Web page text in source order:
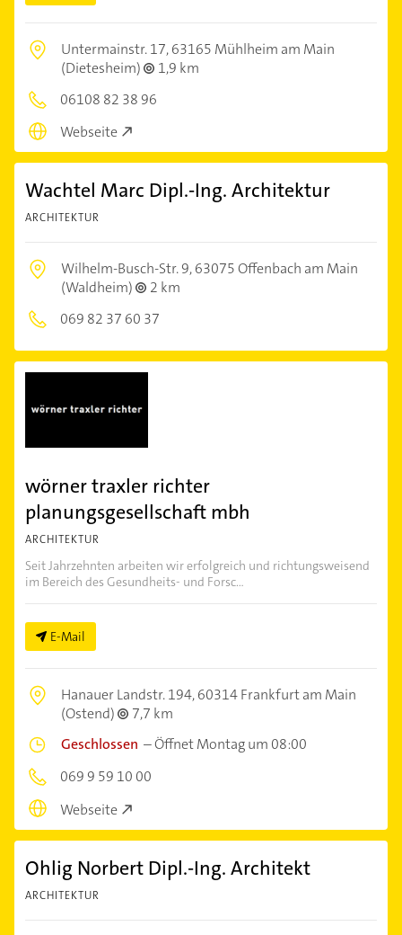
Untermainstr. 17,63165 Mühlheim am Main
(Dietesheim)
1,9 km
06108 82 38 96
Webseite
Wachtel Marc Dipl.-Ing. Architektur
ARCHITEKTUR
Wilhelm-Busch-Str. 9,63075 Offenbach am Main
(Waldheim)
2 km
069 82 37 60 37
wörner traxler richter
planungsgesellschaft mbh
ARCHITEKTUR
Seit Jahrzehnten arbeiten wir erfolgreich und richtungsweisend
im Bereich des Gesundheits- und Forsc...
E-Mail
Hanauer Landstr. 194,60314 Frankfurt am Main
(Ostend)
7,7 km
Geschlossen –Öffnet Montag um 08:00
069 9 59 10 00
Webseite
Ohlig Norbert Dipl.-Ing. Architekt
ARCHITEKTUR